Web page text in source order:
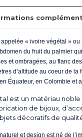
« ivoire végétal » ou
du fruit du palmier
et ombragées, au flanc
d’altitude au coeur de la
Équateur, en Colombie et
est un matériau
de bijoux,
décoratifs de
et design est né de